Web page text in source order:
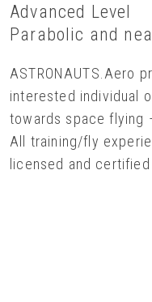
Advanced Level
Parabolic and
ASTRONAUTS.Aero
interested individual
towards space flying
All training/fly
licensed and